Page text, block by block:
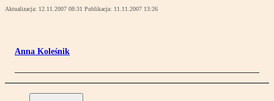
Aktualizacja: 12.11.2007 08:31 Publikacja: 11.11.2007 13:26
Anna Koleśnik